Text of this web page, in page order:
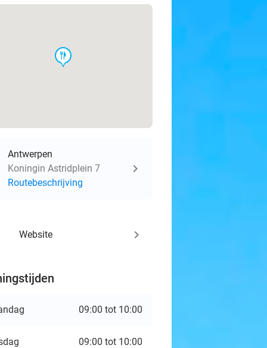
food
Antwerpen
Koningin Astridplein 7
Routebeschrijving
Website keyboard_arrow_right
09:00 tot 10:00
09:00 tot 10:00